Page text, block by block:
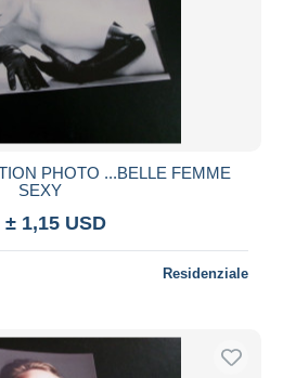
PHOTO ...BELLE FEMME
SEXY
± 1,15 USD
Residenziale